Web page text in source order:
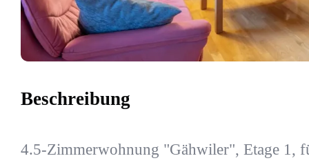
Beschreibung
4.5-Zimmerwohnung "Gähwiler", Etage 1,